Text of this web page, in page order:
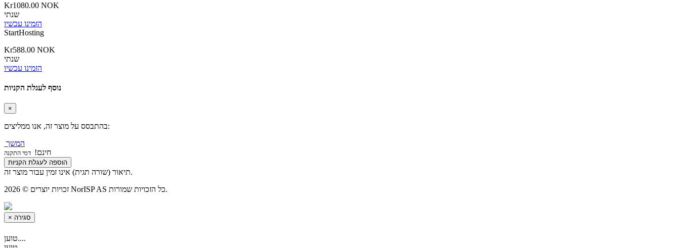
Kr1080.00 NOK
שנתי
הזמינו עכשיו
StartHosting
Kr588.00 NOK
שנתי
הזמינו עכשיו
נוסף לעגלת הקניות
×
בהתבסס על מוצר זה, אנו ממליצים:
המשך
חינם! דמי התקנה
הוספה לעגלת הקניות
תיאור (שורה תגית) אינו זמין עבור מוצר זה.
זכויות יוצרים © 2026 NorISP AS כל הזכויות שמורות.
× סגירה
טוען....